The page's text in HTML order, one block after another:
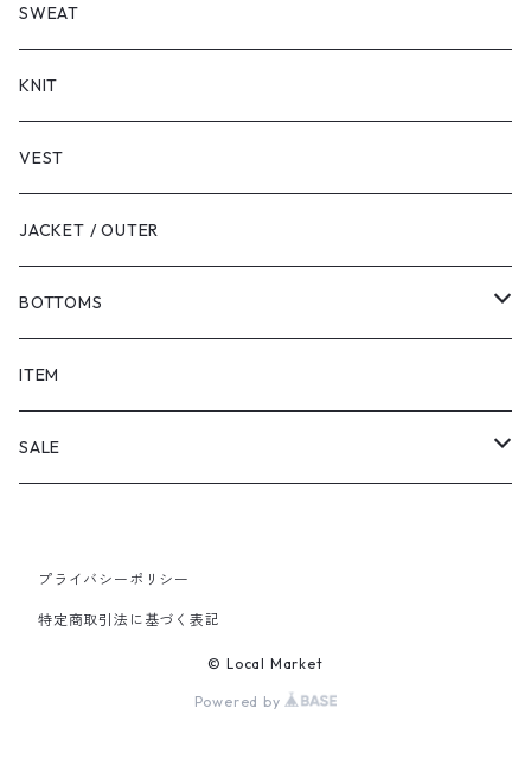
LONG SLEEVE
SHORT SLEEVE
LONG SLEEVE
SWEAT
KNIT
VEST
JACKET / OUTER
BOTTOMS
SHORTS
PANTS
ITEM
SALE
PANTS
プライバシーポリシー
特定商取引法に基づく表記
© Local Market
Powered by